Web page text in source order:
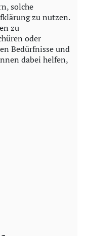
solche
zu nutzen.
zu
oder
Bedürfnisse und
dabei helfen,